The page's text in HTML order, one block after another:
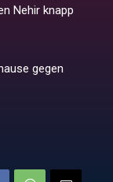
Nehir knapp
gegen